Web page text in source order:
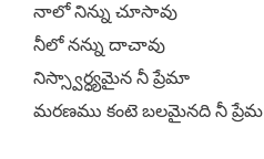
నాలో నిన్ను చూసావు
నీలో నన్ను దాచావు
నిస్స్వార్ధ్యమైన నీ ప్రేమా
మరణము కంటె బలమైనది నీ ప్రేమ